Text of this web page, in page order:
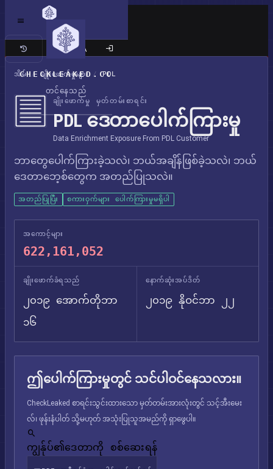
CHECKLEAKED.CC
တင်နေသည်
ကလက်စစ် ဆိုက်
အိမ် / ချိုးဖောက်မှုများ / PDL
ချိုးဖောက်မှု မှတ်တမ်းစာရင်း
PDL ဒေတာပေါက်ကြားမှု
Data Enrichment Exposure From PDL Customer
ဘာတွေပေါက်ကြားခဲ့သလဲ၊ ဘယ်အချိန်ဖြစ်ခဲ့သလဲ၊ ဘယ်
ဒေတာဘေ့စ်တွေက အတည်ပြုသလဲ။
အတည်ပြုပြီး စကားဝှက်များ ပေါက်ကြားမှုမရှိပါ
အကောင့်များ
622,161,052
ချိုးဖောက်ခံရသည်
၂၀၁၉ အောက်တိုဘာ
၁၆
နောက်ဆုံးအပ်ဒိတ်
၂၀၁၉ နိုဝင်ဘာ ၂၂
ဤပေါက်ကြားမှုတွင် သင်ပါဝင်နေသလား။
CheckLeaked စာရင်းသွင်းထားသော မှတ်တမ်းအားလုံးတွင် သင့်အီးမေး
လ်၊ ဖုန်းနံပါတ် သို့မဟုတ် အသုံးပြုသူအမည်ကို ရှာဖွေပါ။
ကျွန်ုပ်၏ဒေတာကို စစ်ဆေးရန်